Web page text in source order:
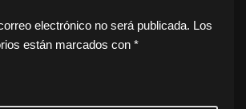
electrónico no será publicada. Los
están marcados con *